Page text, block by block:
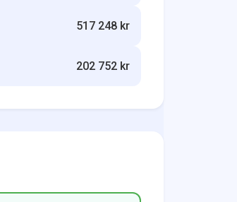
517 248 kr
202 752 kr